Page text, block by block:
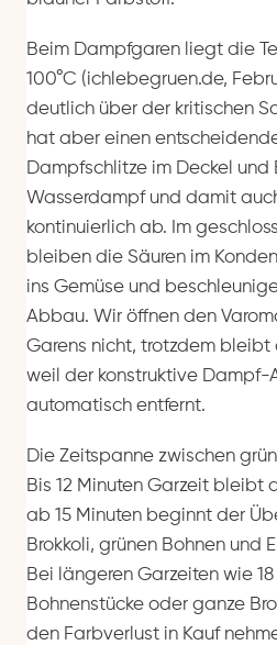
Beim Dampfgaren liegt die
100°C (ichlebegruen.de,
deutlich über der kritischen
hat aber einen
Dampfschlitze im Deckel und
Wasserdampf und damit
kontinuierlich ab. Im
bleiben die Säuren im
ins Gemüse und
Abbau. Wir öffnen den
Garens nicht, trotzdem bleibt
weil der konstruktive Dampf-
automatisch entfernt.
Die Zeitspanne zwischen
Bis 12 Minuten Garzeit bleibt
ab 15 Minuten beginnt der
Brokkoli, grünen Bohnen und
Bei längeren Garzeiten wie
Bohnenstücke oder ganze
den Farbverlust in Kauf